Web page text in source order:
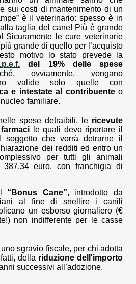
sui costi di mantenimento di un
è il veterinario: spesso è in
taglia del cane! Più è grande
Sicuramente le cure veterinarie
grande di quello per l’acquisto
motivo lo stato prevede la
del 19% delle spese
ovviamente, vengano
valide solo quelle con
e intestate al contribuenteo
familiare.
spese detraibili, le ricevute
le quali devo riportare il
che vorrà detrarne il
dei redditi ed entro un
per tutti gli animali
387,34 euro, con franchigia di
“Bonus Cane”, introdotto da
al fine di snellire i canili
un esborso giornaliero (€
non indifferente per le casse
uno sgravio fiscale, per chi adotta
della riduzione dell'importo
successivi all’adozione.